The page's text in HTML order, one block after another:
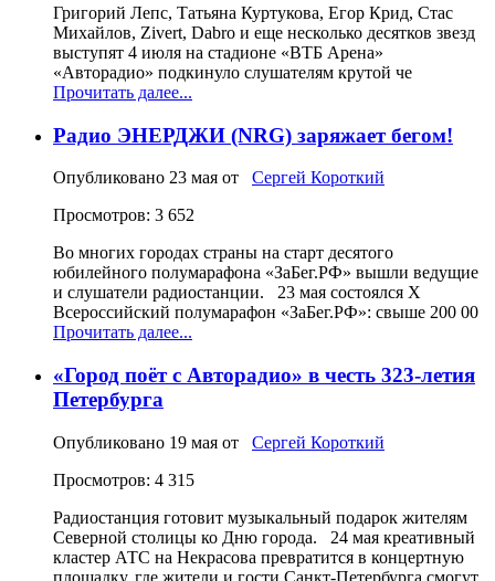
Григорий Лепс, Татьяна Куртукова, Егор Крид, Стас
Михайлов, Zivert, Dabro и еще несколько десятков звезд
выступят 4 июля на стадионе «ВТБ Арена»
«Авторадио» подкинуло слушателям крутой че
Прочитать далее...
Радио ЭНЕРДЖИ (NRG) заряжает бегом!
Опубликовано 23 мая от Сергей Короткий
Просмотров: 3 652
Во многих городах страны на старт десятого
юбилейного полумарафона «ЗаБег.РФ» вышли ведущие
и слушатели радиостанции. 23 мая состоялся X
Всероссийский полумарафон «ЗаБег.РФ»: свыше 200 00
Прочитать далее...
«Город поёт с Авторадио» в честь 323-летия
Петербурга
Опубликовано 19 мая от Сергей Короткий
Просмотров: 4 315
Радиостанция готовит музыкальный подарок жителям
Северной столицы ко Дню города. 24 мая креативный
кластер АТС на Некрасова превратится в концертную
площадку, где жители и гости Санкт-Петербурга смогут